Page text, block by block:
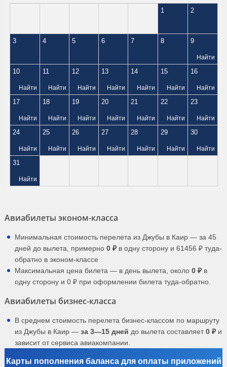
1 2
3 4 5 6 7 8 9
Найти
10
Найти
11
Найти
12
Найти
13
Найти
14
Найти
15
Найти
16
Найти
17
Найти
18
Найти
19
Найти
20
Найти
21
Найти
22
Найти
23
Найти
24
Найти
25
Найти
26
Найти
27
Найти
28
Найти
29
Найти
30
Найти
31
Найти
Авиабилеты эконом-класса
Минимальная стоимость перелета из Джубы в Каир — за 45
дней до вылета, примерно 0 ₽ в одну сторону и 61456 ₽ туда-
обратно в эконом-классе
Максимальная цена билета — в день вылета, около 0 ₽ в
одну сторону и 0 ₽ при оформлении билета туда-обратно.
Авиабилеты бизнес-класса
В среднем стоимость перелета бизнес-классом по маршруту
из Джубы в Каир — за 3—15 дней до вылета составляет0 ₽ и
зависит от сервиса авиакомпании.
Карты пополнения баланса для оплаты приложений